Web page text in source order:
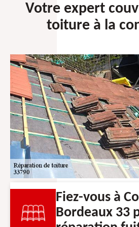
Votre expert
toiture à la
Fiez-vous à
Bordeaux 33